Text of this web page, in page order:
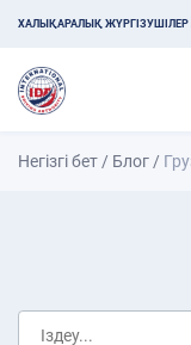
ХАЛЫҚАРАЛЫҚ ЖҮРГІЗУШІЛЕР
Негізгі бет / Блог /